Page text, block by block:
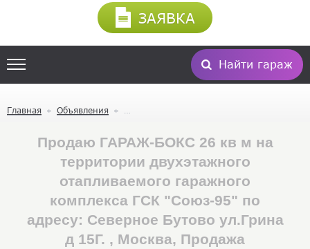
Найти гараж
ЗАЯВКА
Главная Объявления
Продаю ГАРАЖ-БОКС 26 кв м на
территории двухэтажного
отапливаемого гаражного
комплекса ГСК "Союз-95" по
адресу: Северное Бутово ул.Грина
д 15Г. , Москва, Продажа